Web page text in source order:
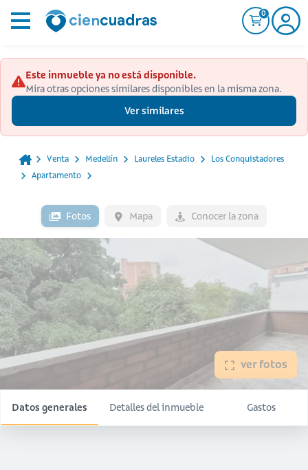
0
Este inmueble ya no está disponible.
Mira otras opciones similares disponibles en la misma zona.
Ver similares
Venta Medellín Laureles Estadio
Los Conquistadores
Apartamento
Fotos Mapa Conocer la zona
ver fotos
Datos generales Detalles del inmueble Gastos